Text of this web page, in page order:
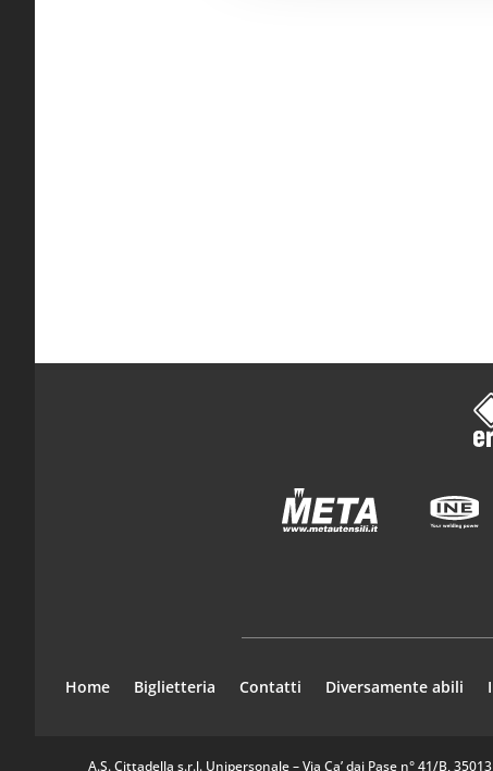
Home Biglietteria Contatti Diversamente abili
A.S. Cittadella s.r.l. Unipersonale – Via Ca’ dai Pase n° 41/B,